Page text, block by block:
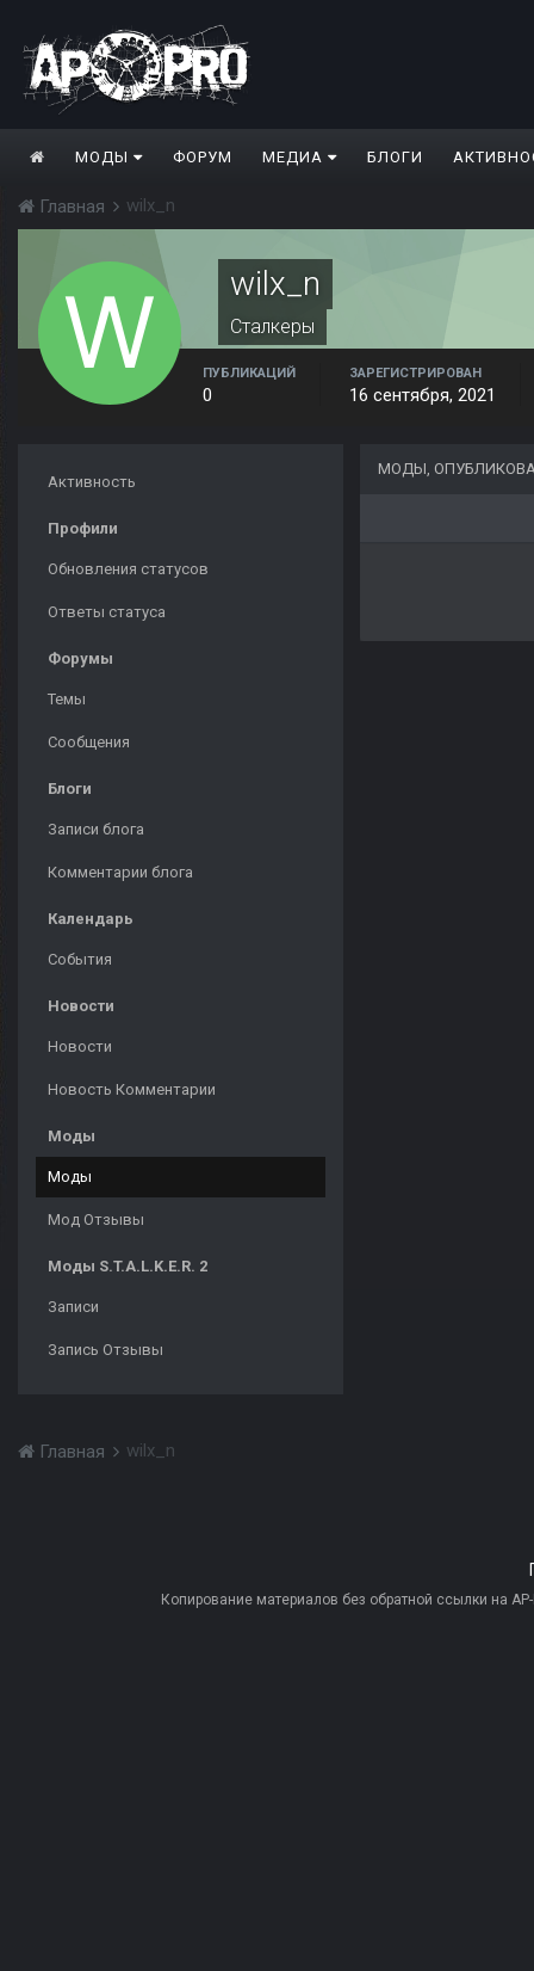
МОДЫ ФОРУМ МЕДИА БЛОГИ
Главная wilx_n
wilx_n
Сталкеры
ПУБЛИКАЦИЙ
0
ЗАРЕГИСТРИРОВАН
16 сентября, 2021
Активность
Профили
Обновления статусов
Ответы статуса
Форумы
Темы
Сообщения
Блоги
Записи блога
Комментарии блога
Календарь
События
Новости
Новости
Новость Комментарии
Моды
Моды
Мод Отзывы
Моды S.T.A.L.K.E.R. 2
Записи
Запись Отзывы
МОДЫ,
Главная wilx_n
Копирование материалов без обратной ссылки на